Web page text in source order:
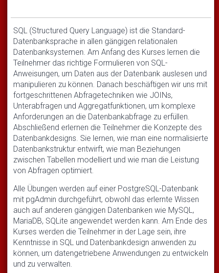
SQL (Structured Query Language) ist die Standard-
Datenbanksprache in allen gängigen relationalen
Datenbanksystemen. Am Anfang des Kurses lernen die
Teilnehmer das richtige Formulieren von SQL-
Anweisungen, um Daten aus der Datenbank auslesen und
manipulieren zu können. Danach beschäftigen wir uns mit
fortgeschrittenen Abfragetechniken wie JOINs,
Unterabfragen und Aggregatfunktionen, um komplexe
Anforderungen an die Datenbankabfrage zu erfüllen.
Abschließend erlernen die Teilnehmer die Konzepte des
Datenbankdesigns. Sie lernen, wie man eine normalisierte
Datenbankstruktur entwirft, wie man Beziehungen
zwischen Tabellen modelliert und wie man die Leistung
von Abfragen optimiert.
Alle Übungen werden auf einer PostgreSQL-Datenbank
mit pgAdmin durchgeführt, obwohl das erlernte Wissen
auch auf anderen gängigen Datenbanken wie MySQL,
MariaDB, SQLite angewendet werden kann. Am Ende des
Kurses werden die Teilnehmer in der Lage sein, ihre
Kenntnisse in SQL und Datenbankdesign anwenden zu
können, um datengetriebene Anwendungen zu entwickeln
und zu verwalten.